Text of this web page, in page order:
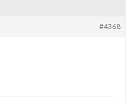
#4368